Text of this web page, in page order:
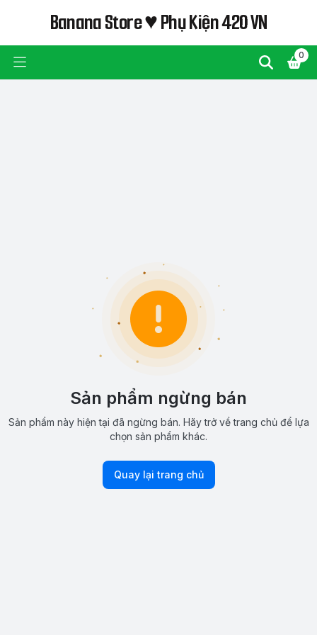
Banana Store ♥ Phụ Kiện 420 VN
0
Sản phẩm ngừng bán
Sản phẩm này hiện tại đã ngừng bán. Hãy trở về trang chủ để lựa
chọn sản phẩm khác.
Quay lại trang chủ